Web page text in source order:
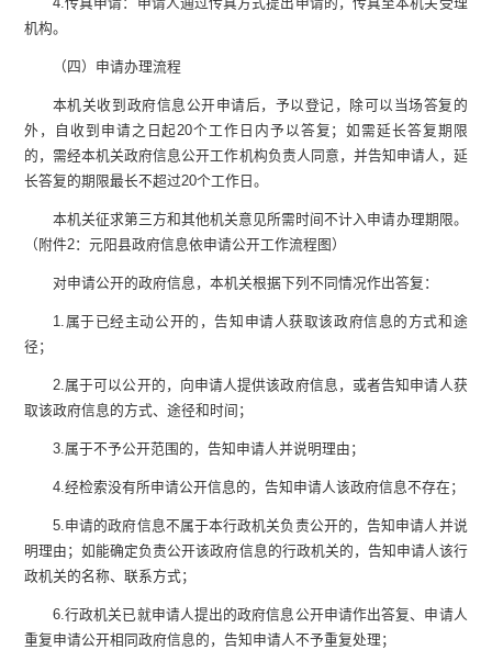
机构。
（四）申请办理流程
本机关收到政府信息公开申请后，予以登记，除可以当场答复的
外，自收到申请之日起20个工作日内予以答复；如需延长答复期限
的，需经本机关政府信息公开工作机构负责人同意，并告知申请人，延
长答复的期限最长不超过20个工作日。
本机关征求第三方和其他机关意见所需时间不计入申请办理期限。
（附件2：元阳县政府信息依申请公开工作流程图）
对申请公开的政府信息，本机关根据下列不同情况作出答复：
1. 属于已经主动公开的，告知申请人获取该政府信息的方式和途
径；
2.属于可以公开的，向申请人提供该政府信息，或者告知申请人获
取该政府信息的方式、途径和时间；
3.属于不予公开范围的，告知申请人并说明理由；
4.经检索没有所申请公开信息的，告知申请人该政府信息不存在；
5.申请的政府信息不属于本行政机关负责公开的，告知申请人并说
明理由；如能确定负责公开该政府信息的行政机关的，告知申请人该行
政机关的名称、联系方式；
6.行政机关已就申请人提出的政府信息公开申请作出答复、申请人
重复申请公开相同政府信息的，告知申请人不予重复处理；